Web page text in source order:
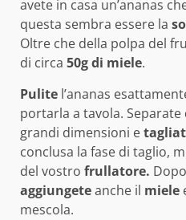
avete in casa un’ananas
questa sembra essere la
Oltre che della polpa del
di circa 50g di miele.
Pulite l’ananas
portarla a tavola.
grandi dimensioni e
conclusa la fase di taglio,
del vostro frullatore.
aggiungeteanche il miele
mescola.